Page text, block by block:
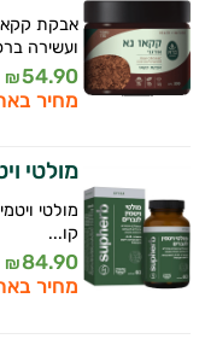
אבקת
ועשירה
54.90
₪
מחיר
מולטי
מולטי
קו...
84.90
₪
מחיר